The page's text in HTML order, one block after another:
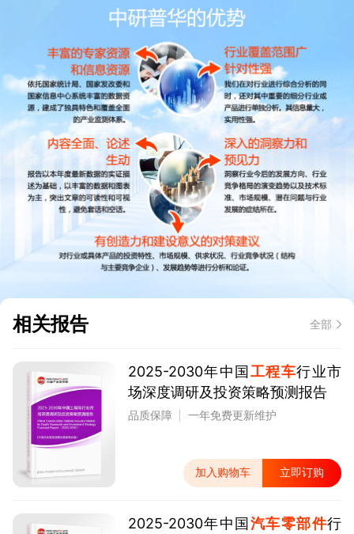
相关报告 全部
2025-2030年中国 工程车行业市
场深度调研及投资策略预测报告
品质保障 一年免费更新维护
加入购物车 立即订购
2025-2030年中国汽车零部件行